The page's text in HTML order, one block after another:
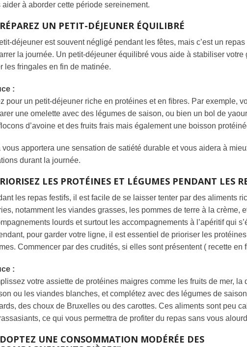
aider à aborder cette période sereinement.
UN PETIT-DÉJEUNER ÉQUILIBRÉ
déjeuner est souvent négligé pendant les fêtes, mais c’est un
la journée. Un petit-déjeuner équilibré vous aide à stabiliser votre
les fringales en fin de matinée.
:
pour un petit-déjeuner riche en protéines et en fibres. Par exemple,
une omelette avec des légumes de saison, ou bien un bol de
d’avoine et des fruits frais mais également une boisson
vous apportera une sensation de satiété durable et vous aidera à
durant la journée.
LES PROTÉINES ET LÉGUMES PENDANT LES
les repas festifs, il est facile de se laisser tenter par des aliments
notamment les viandes grasses, les pommes de terre à la crème,
lourds et surtout les accompagnements à l’apéritif qui
pour garder votre ligne, il est essentiel de prioriser les
Commencer par des crudités, si elles sont présentent ( recette en
:
votre assiette de protéines maigres comme les fruits de mer, la
ou les viandes blanches, et complétez avec des légumes de
des choux de Bruxelles ou des carottes. Ces aliments sont peu
ce qui vous permettra de profiter du repas sans vous
UNE CONSOMMATION MODÉRÉE DES